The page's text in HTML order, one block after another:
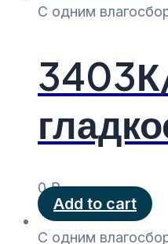
С одним
0₽
Add to cart
С одним